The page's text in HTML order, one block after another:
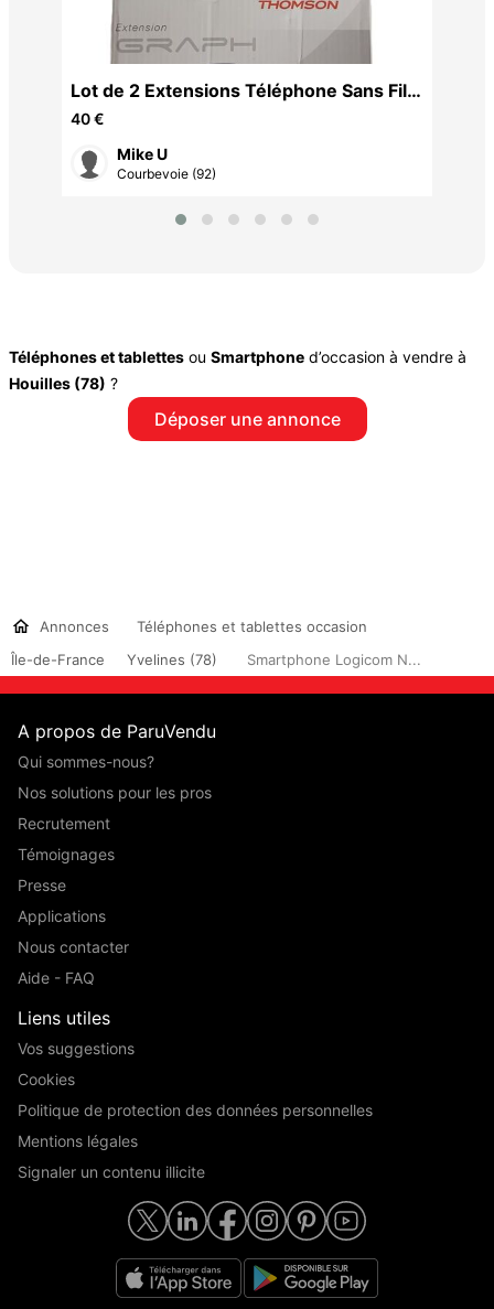
Lot de 2 Extensions Téléphone Sans Fil
Thomson GRAPH
40 €
Mike U
Courbevoie (92)
Téléphones et tablettes ou Smartphone d’occasion à vendre à
Houilles (78) ?
Déposer une annonce
Annonces
Téléphones et tablettes occasion
Île-de-France
Yvelines (78) Smartphone Logicom N...
A propos de ParuVendu
Qui sommes-nous?
Nos solutions pour les pros
Recrutement
Témoignages
Presse
Applications
Nous contacter
Aide - FAQ
Liens utiles
Vos suggestions
Cookies
Politique de protection des données personnelles
Mentions légales
Signaler un contenu illicite